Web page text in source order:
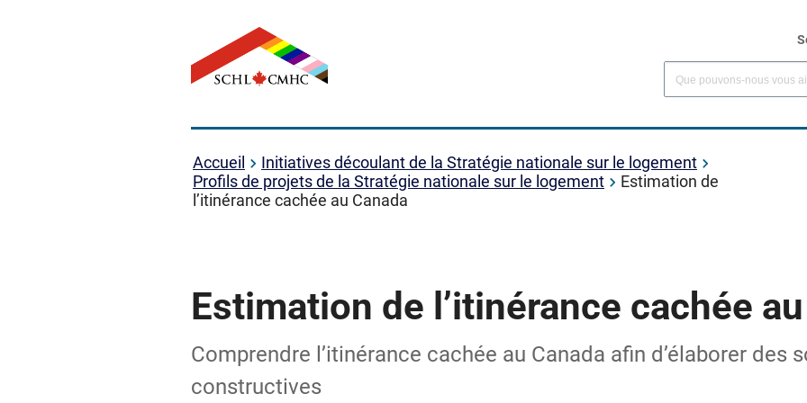
Accueil
Initiatives découlant de la Stratégie nationale sur le logement
Profils de projets de la Stratégie nationale sur le logement
Estimation de
l’itinérance cachée au Canada
Estimation de l’itinérance cachée
Comprendre l’itinérance cachée au Canada afin d’élaborer des
constructives